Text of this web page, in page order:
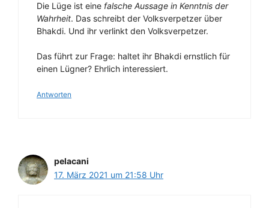
Die Lüge ist eine falsche Aussage in Kenntnis der
Wahrheit. Das schreibt der Volksverpetzer über
Bhakdi. Und ihr verlinkt den Volksverpetzer.
Das führt zur Frage: haltet ihr Bhakdi ernstlich für
einen Lügner? Ehrlich interessiert.
Antworten
pelacani
17. März 2021 um 21:58 Uhr